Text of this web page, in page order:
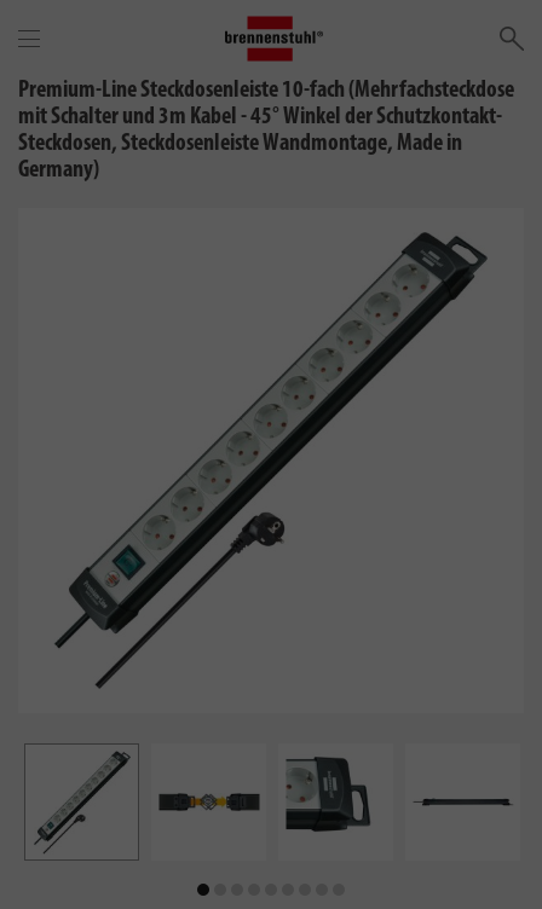
Premium-Line Steckdosenleiste 10-fach (Mehrfachsteckdose
mit Schalter und 3m Kabel - 45° Winkel der Schutzkontakt-
Steckdosen, Steckdosenleiste Wandmontage, Made in
Germany)